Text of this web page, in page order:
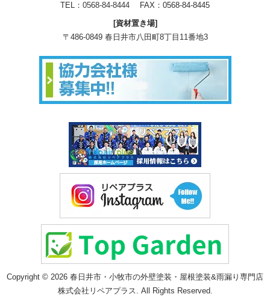
TEL： 0568-84-8444 FAX：0568-84-8445
[資材置き場]
〒486-0849 春日井市八田町8丁目11番地3
Copyright © 2026 春日井市・小牧市の外壁塗装・屋根塗装&雨漏り専門店
株式会社リペアプラス. All Rights Reserved.